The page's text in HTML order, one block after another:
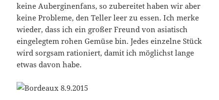
keine Auberginenfans, so zubereitet haben wir aber
keine Probleme, den Teller leer zu essen. Ich merke
wieder, dass ich ein großer Freund von asiatisch
eingelegtem rohen Gemüse bin. Jedes einzelne Stück
wird sorgsam rationiert, damit ich möglichst lange
etwas davon habe.